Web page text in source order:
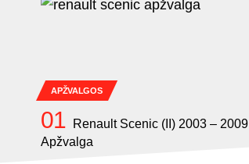
APŽVALGOS
Renault Scenic (II) 2003 – 2009
Apžvalga